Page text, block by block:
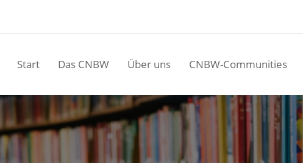
Start Das CNBW Über uns CNBW-Communities